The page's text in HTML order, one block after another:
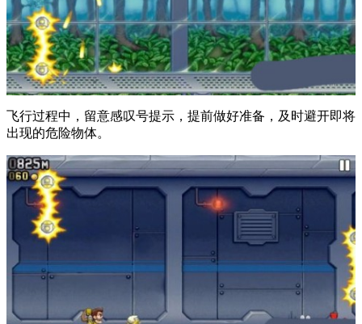
飞行过程中，留意感叹号提示，提前做好准备，及时避开即将
出现的危险物体。